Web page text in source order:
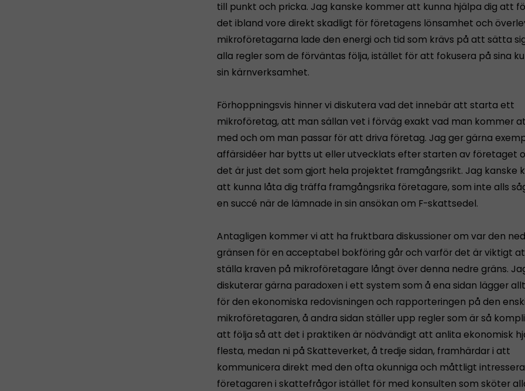
till punkt och pricka. Jag kanske kommer att kunna hjälpa dig att
det ibland vore direkt skadligt för företagens lönsamhet och
mikroföretagarna lade den energi och tid som krävs på att sätta
alla regler som de förväntas följa, istället för att fokusera på sina
sin kärnverksamhet.
Förhoppningsvis hinner vi diskutera vad det innebär att starta ett
mikroföretag, att man sällan vet i förväg exakt vad man kommer
med och om man passar för att driva företag. Jag ger gärna
affärsidéer har bytts ut eller utvecklats efter starten av företaget
det är just det som gjort hela projektet framgångsrikt. Jag kanske
att kunna låta dig träffa framgångsrika företagare, som inte alls
en succé när de lämnade in sin ansökan om F-skattsedel.
Antagligen kommer vi att ha fruktbara diskussioner om var den
gränsen för en acceptabel bokföring går och varför det är viktigt
ställa kraven på mikroföretagare långt över denna nedre gräns.
diskuterar gärna paradoxen i ett system som å ena sidan lägger
för den ekonomiska redovisningen och rapporteringen på den
mikroföretagaren, å andra sidan ställer upp regler som är så
att följa så att det i praktiken är nödvändigt att anlita ekonomisk
flesta, medan ni på Skatteverket, å tredje sidan, framhärdar i att
kommunicera direkt med den ofta okunniga och måttligt
företagaren i skattefrågor istället för med konsulten som sköter